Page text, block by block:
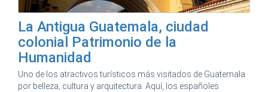
La Antigua Guatemala, ciudad
colonial Patrimonio de la
Humanidad
Uno de los atractivos turísticos más visitados de Guatemala
por belleza, cultura y arquitectura. Aquí, los españoles